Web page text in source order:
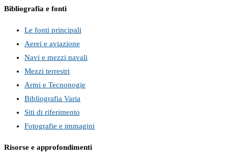
Bibliografia e fonti
Le fonti principali
Aerei e aviazione
Navi e mezzi navali
Mezzi terrestri
Armi e Tecnonogie
Bibliografia Varia
Siti di riferimento
Fotografie e immagini
Risorse e approfondimenti